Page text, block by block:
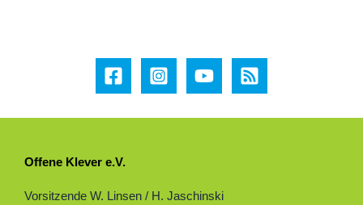
Offene Klever e.V.
Vorsitzende W. Linsen / H. Jaschinski